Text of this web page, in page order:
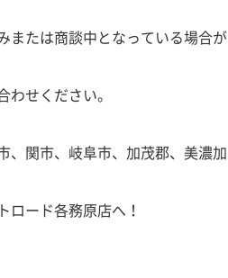
または商談中となっている場合が
わせください。
、関市、岐阜市、加茂郡、美濃加
ロード各務原店へ！